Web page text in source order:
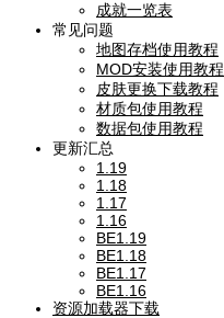
成就一览表
常见问题
地图存档使用教程
MOD安装使用教程
皮肤更换下载教程
材质包使用教程
数据包使用教程
更新汇总
1.19
1.18
1.17
1.16
BE1.19
BE1.18
BE1.17
BE1.16
资源加载器下载